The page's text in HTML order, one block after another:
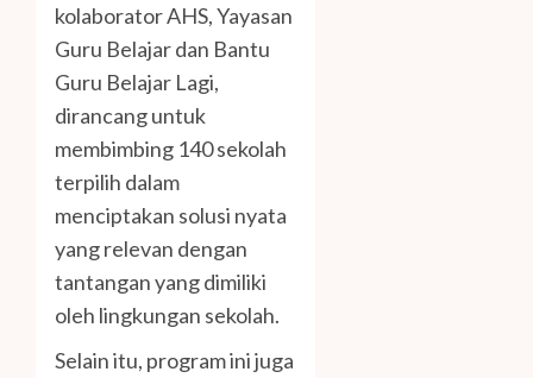
kolaborator AHS, Yayasan
Guru Belajar dan Bantu
Guru Belajar Lagi,
dirancang untuk
membimbing 140 sekolah
terpilih dalam
menciptakan solusi nyata
yang relevan dengan
tantangan yang dimiliki
oleh lingkungan sekolah.
Selain itu, program ini juga